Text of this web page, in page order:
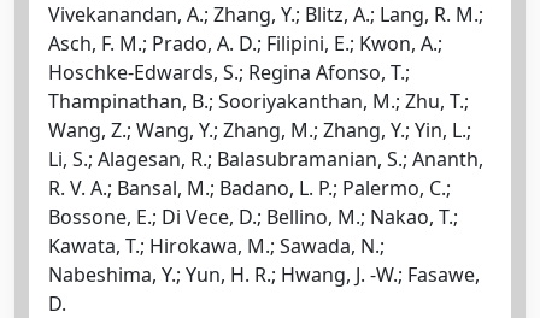
Vivekanandan, A.; Zhang, Y.; Blitz, A.; Lang, R. M.;
Asch, F. M.; Prado, A. D.; Filipini, E.; Kwon, A.;
Hoschke-Edwards, S.; Regina Afonso, T.;
Thampinathan, B.; Sooriyakanthan, M.; Zhu, T.;
Wang, Z.; Wang, Y.; Zhang, M.; Zhang, Y.; Yin, L.;
Li, S.; Alagesan, R.; Balasubramanian, S.; Ananth,
R. V. A.; Bansal, M.; Badano, L. P.; Palermo, C.;
Bossone, E.; Di Vece, D.; Bellino, M.; Nakao, T.;
Kawata, T.; Hirokawa, M.; Sawada, N.;
Nabeshima, Y.; Yun, H. R.; Hwang, J. -W.; Fasawe,
D.